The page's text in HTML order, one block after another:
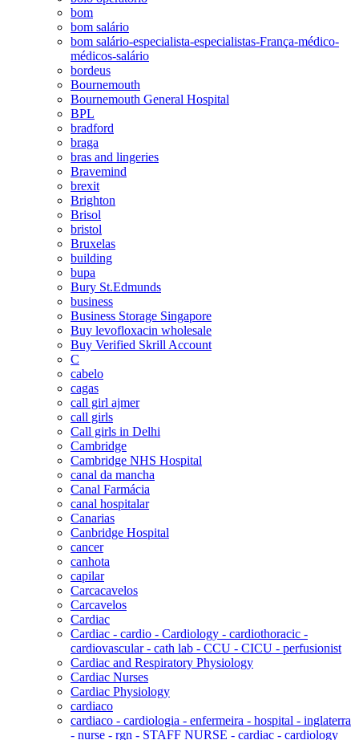
bom
bom salário
bom salário-especialista-especialistas-França-médico-
médicos-salário
bordeus
Bournemouth
Bournemouth General Hospital
BPL
bradford
braga
bras and lingeries
Bravemind
brexit
Brighton
Brisol
bristol
Bruxelas
building
bupa
Bury St.Edmunds
business
Business Storage Singapore
Buy levofloxacin wholesale
Buy Verified Skrill Account
C
cabelo
cagas
call girl ajmer
call girls
Call girls in Delhi
Cambridge
Cambridge NHS Hospital
canal da mancha
Canal Farmácia
canal hospitalar
Canarias
Canbridge Hospital
cancer
canhota
capilar
Carcacavelos
Carcavelos
Cardiac
Cardiac - cardio - Cardiology - cardiothoracic -
cardiovascular - cath lab - CCU - CICU - perfusionist
Cardiac and Respiratory Physiology
Cardiac Nurses
Cardiac Physiology
cardiaco
cardiaco - cardiologia - enfermeira - hospital - inglaterra
- nurse - rgn - STAFF NURSE - cardiac - cardiology